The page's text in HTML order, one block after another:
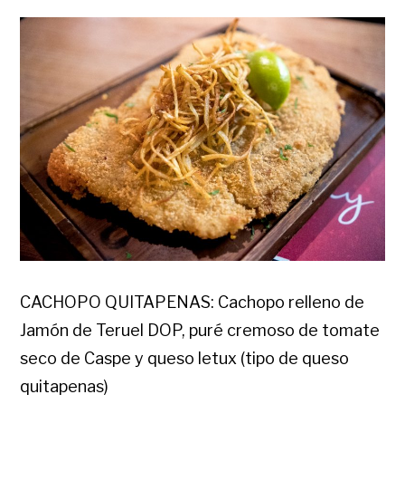
CACHOPO QUITAPENAS: Cachopo relleno de
Jamón de Teruel DOP, puré cremoso de tomate
seco de Caspe y queso letux (tipo de queso
quitapenas)